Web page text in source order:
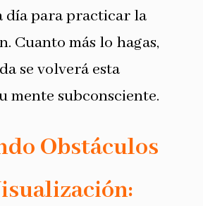
día para practicar la
Cuanto más lo hagas,
se volverá esta
mente subconsciente.
Obstáculos